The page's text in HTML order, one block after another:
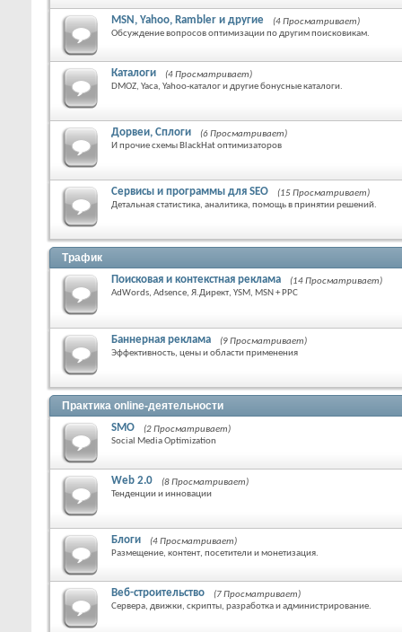
MSN, Yahoo, Rambler и другие
(4 Просматривает)
Обсуждение вопросов оптимизации по другим поисковикам.
Каталоги
(4 Просматривает)
DMOZ, Yaca, Yahoo-каталог и другие бонусные каталоги.
Дорвеи, Сплоги
(6 Просматривает)
И прочие схемы BlackHat оптимизаторов
Сервисы и программы для SEO
(15 Просматривает)
Детальная статистика, аналитика, помощь в принятии решений.
Трафик
Поисковая и контекстная реклама
(14 Просматривает)
AdWords, Adsence, Я.Директ, YSM, MSN + PPC
Баннерная реклама
(9 Просматривает)
Эффективность, цены и области применения
Практика online-деятельности
SMO
(2 Просматривает)
Social Media Optimization
Web 2.0
(8 Просматривает)
Тенденции и инновации
Блоги
(4 Просматривает)
Размещение, контент, посетители и монетизация.
Веб-строительство
(7 Просматривает)
Сервера, движки, скрипты, разработка и администрирование.